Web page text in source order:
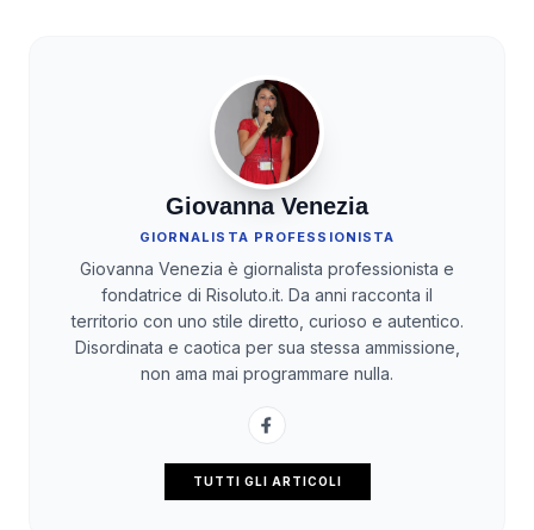
Giovanna Venezia
GIORNALISTA PROFESSIONISTA
Giovanna Venezia è giornalista professionista e
fondatrice di Risoluto.it. Da anni racconta il
territorio con uno stile diretto, curioso e autentico.
Disordinata e caotica per sua stessa ammissione,
non ama mai programmare nulla.
TUTTI GLI ARTICOLI